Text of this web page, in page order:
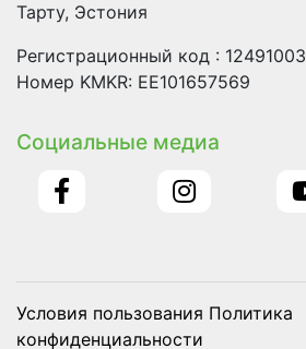
Тарту, Эстония
Pегистрационный код : 12491003
Номер KMKR: EE101657569
Социальные медиа
Условия пользования Политика
конфиденциальности